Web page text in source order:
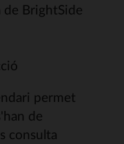
de BrightSide
permet
de
consulta